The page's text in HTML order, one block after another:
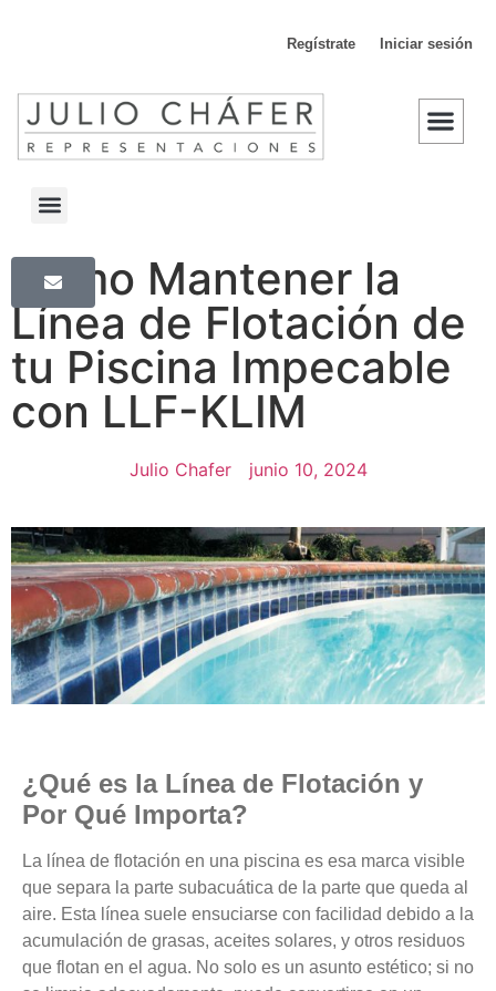
Regístrate Iniciar sesión
Cómo Mantener la
Línea de Flotación de
tu Piscina Impecable
con LLF-KLIM
Julio Chafer junio 10, 2024
¿Qué es la Línea de Flotación y
Por Qué Importa?
La línea de flotación en una piscina es esa marca visible
que separa la parte subacuática de la parte que queda al
aire. Esta línea suele ensuciarse con facilidad debido a la
acumulación de grasas, aceites solares, y otros residuos
que flotan en el agua. No solo es un asunto estético; si no